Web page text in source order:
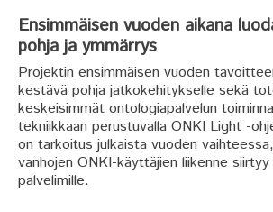
Ensimmäisen vuoden aikana
pohja ja ymmärrys
Projektin ensimmäisen vuoden
kestävä pohja jatkokehitykselle sekä
keskeisimmät ontologiapalvelun
tekniikkaan perustuvalla ONKI Light -
on tarkoitus julkaista vuoden
vanhojen ONKI-käyttäjien liikenne
palvelimille.